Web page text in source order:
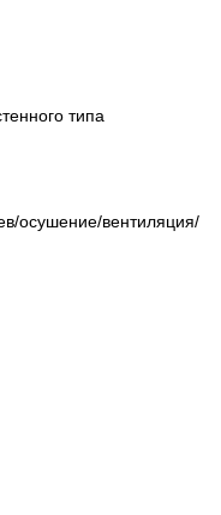
типа
осушение/вентиляция/